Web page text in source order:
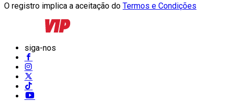
O registro implica a aceitação do Termos e Condições
siga-nos